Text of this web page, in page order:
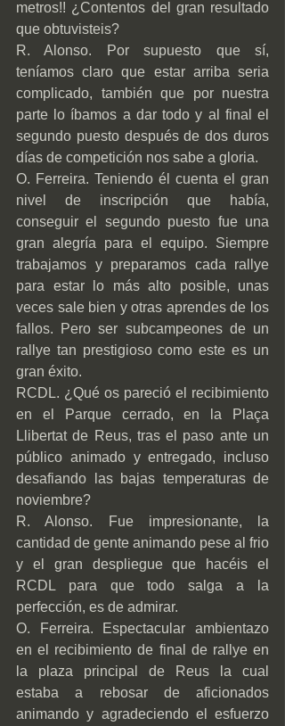
metros!! ¿Contentos del gran resultado
que obtuvisteis?
R. Alonso. Por supuesto que sí,
teníamos claro que estar arriba seria
complicado, también que por nuestra
parte lo íbamos a dar todo y al final el
segundo puesto después de dos duros
días de competición nos sabe a gloria.
O. Ferreira. Teniendo él cuenta el gran
nivel de inscripción que había,
conseguir el segundo puesto fue una
gran alegría para el equipo. Siempre
trabajamos y preparamos cada rallye
para estar lo más alto posible, unas
veces sale bien y otras aprendes de los
fallos. Pero ser subcampeones de un
rallye tan prestigioso como este es un
gran éxito.
RCDL. ¿Qué os pareció el recibimiento
en el Parque cerrado, en la Plaça
Llibertat de Reus, tras el paso ante un
público animado y entregado, incluso
desafiando las bajas temperaturas de
noviembre?
R. Alonso. Fue impresionante, la
cantidad de gente animando pese al frio
y el gran despliegue que hacéis el
RCDL para que todo salga a la
perfección, es de admirar.
O. Ferreira. Espectacular ambientazo
en el recibimiento de final de rallye en
la plaza principal de Reus la cual
estaba a rebosar de aficionados
animando y agradeciendo el esfuerzo